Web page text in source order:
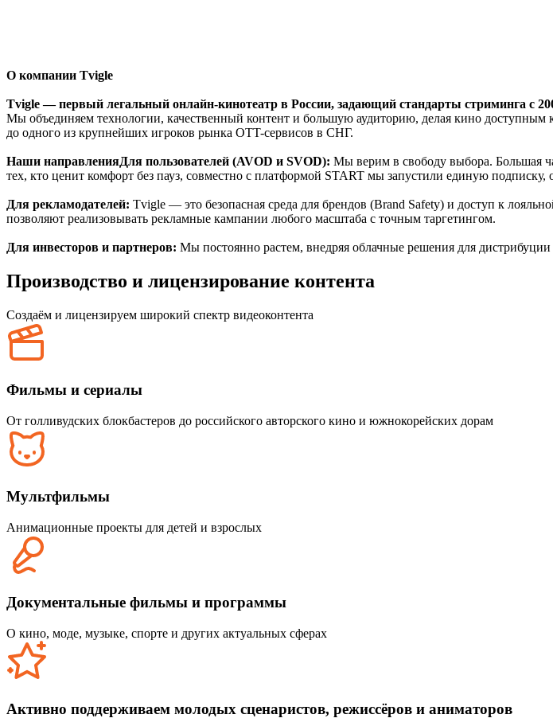
О компании Tvigle
Tvigle — первый легальный онлайн-кинотеатр в России, задающий стандарты стриминга с
Мы объединяем технологии, качественный контент и большую аудиторию, делая кино
до одного из крупнейших игроков рынка OTT-сервисов в СНГ.
Наши направленияДля пользователей (AVOD и SVOD): Мы верим в свободу выбора. Большая
тех, кто ценит комфорт без пауз, совместно с платформой START мы запустили единую
Для рекламодателей: Tvigle — это безопасная среда для брендов (Brand Safety) и доступ к
позволяют реализовывать рекламные кампании любого масштаба с точным таргетингом.
Для инвесторов и партнеров: Мы постоянно растем, внедряя облачные решения для
Производство и лицензирование контента
Создаём и лицензируем широкий спектр видеоконтента
Фильмы и сериалы
От голливудских блокбастеров до российского авторского кино и южнокорейских дорам
Мультфильмы
Анимационные проекты для детей и взрослых
Документальные фильмы и программы
О кино, моде, музыке, спорте и других актуальных сферах
Активно поддерживаем молодых сценаристов, режиссёров и аниматоров